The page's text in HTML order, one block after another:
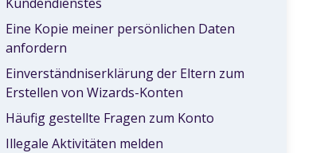
Eine Kopie meiner persönlichen Daten
anfordern
Einverständniserklärung der Eltern zum
Erstellen von Wizards-Konten
Häufig gestellte Fragen zum Konto
Illegale Aktivitäten melden